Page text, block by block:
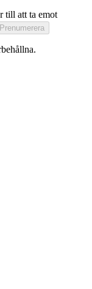
till att ta emot
Prenumerera